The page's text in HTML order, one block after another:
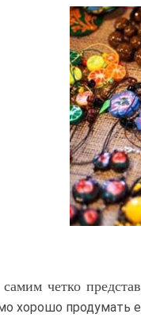
четко
хорошо продумать